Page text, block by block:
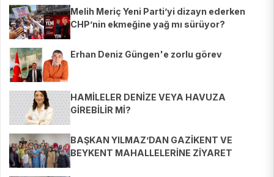
Melih Meriç Yeni Parti’yi dizayn ederken
CHP’nin ekmeğine yağ mı sürüyor?
Erhan Deniz Güngen'e zorlu görev
HAMİLELER DENİZE VEYA HAVUZA
GİREBİLİR Mİ?
BAŞKAN YILMAZ’DAN GAZİKENT VE
BEYKENT MAHALLELERİNE ZİYARET